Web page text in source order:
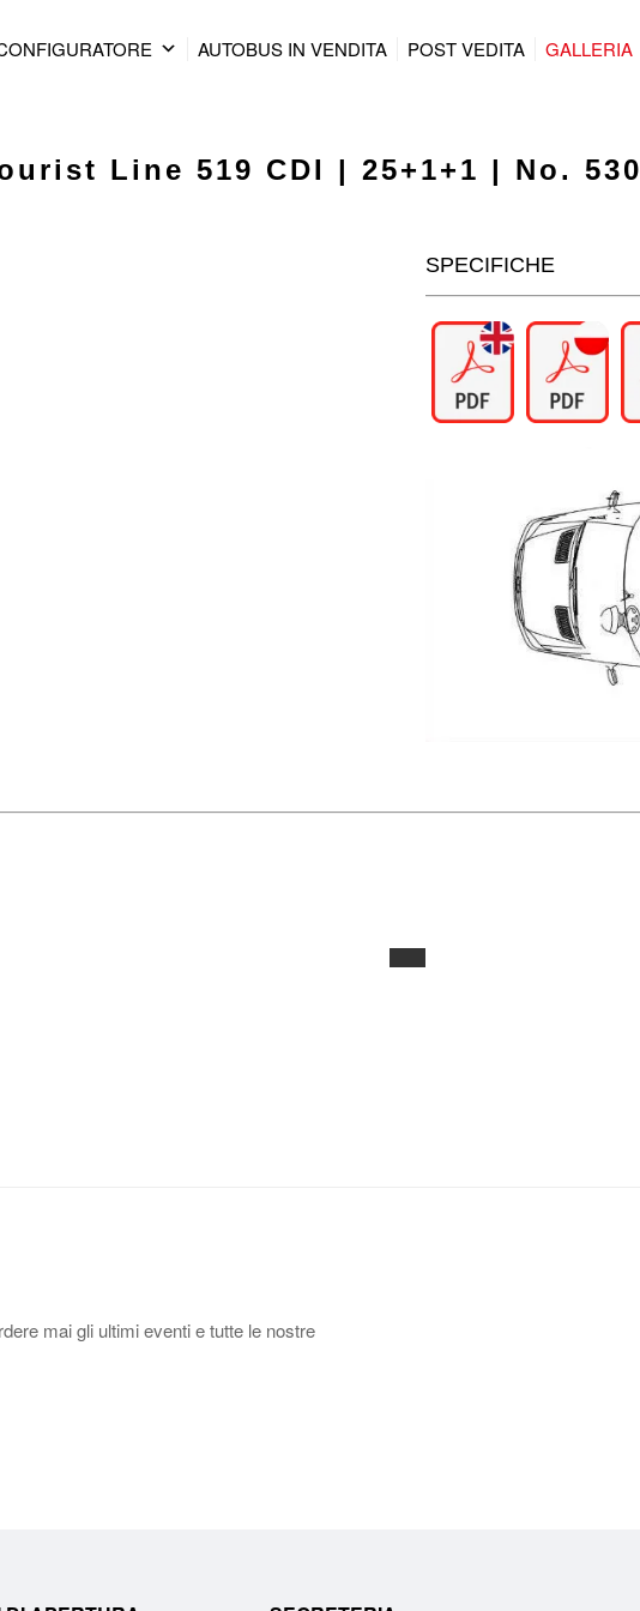
AUTOBUS IN VENDITA POST VEDITA GALLERIA
Line 519 CDI | 25+1+1 | No. 530
SPECIFICHE
mai gli ultimi eventi e tutte le nostre